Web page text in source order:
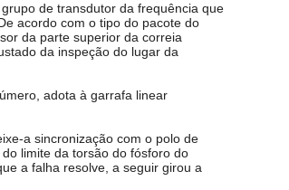
de transdutor da frequência que
acordo com o tipo do pacote do
da parte superior da correia
da inspeção do lugar da
adota à garrafa linear
a sincronização com o polo de
limite da torsão do fósforo do
a falha resolve, a seguir girou a